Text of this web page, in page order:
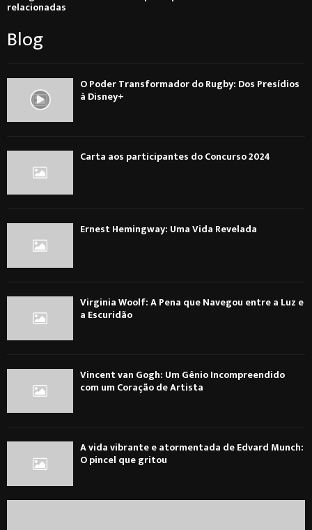
relacionadas
Blog
O Poder Transformador do Rugby: Dos Presídios
à Disney+
Carta aos participantes do Concurso 2024
Ernest Hemingway: Uma Vida Revelada
Virginia Woolf: A Pena que Navegou entre a Luz e
a Escuridão
Vincent van Gogh: Um Gênio Incompreendido
com um Coração de Artista
A vida vibrante e atormentada de Edvard Munch:
O pincel que gritou